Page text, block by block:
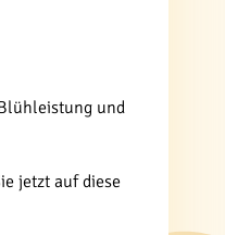
und
jetzt auf diese